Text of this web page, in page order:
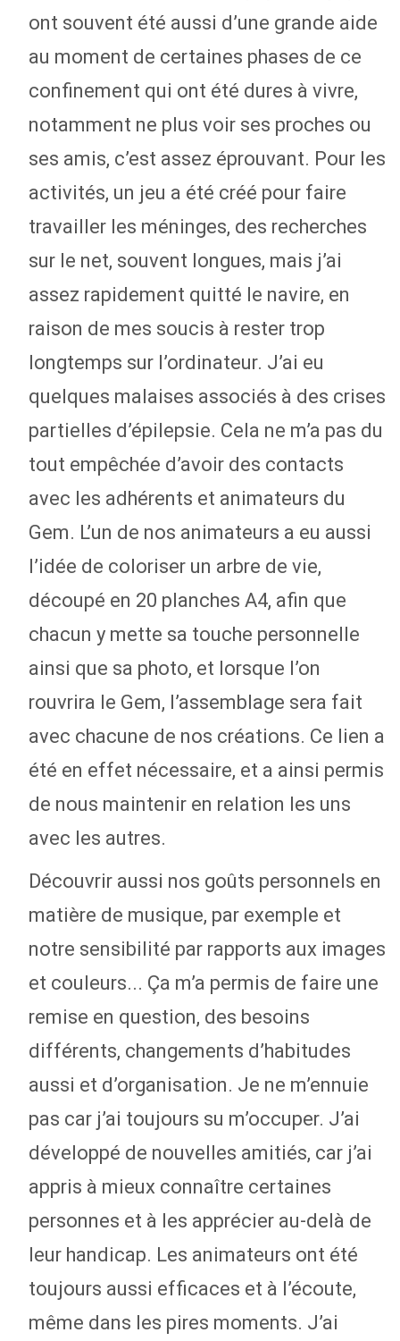
ont souvent été aussi d’une grande aide
au moment de certaines phases de ce
confinement qui ont été dures à vivre,
notamment ne plus voir ses proches ou
ses amis, c’est assez éprouvant. Pour les
activités, un jeu a été créé pour faire
travailler les méninges, des recherches
sur le net, souvent longues, mais j’ai
assez rapidement quitté le navire, en
raison de mes soucis à rester trop
longtemps sur l’ordinateur. J’ai eu
quelques malaises associés à des crises
partielles d’épilepsie. Cela ne m’a pas du
tout empêchée d’avoir des contacts
avec les adhérents et animateurs du
Gem. L’un de nos animateurs a eu aussi
l’idée de coloriser un arbre de vie,
découpé en 20 planches A4, afin que
chacun y mette sa touche personnelle
ainsi que sa photo, et lorsque l’on
rouvrira le Gem, l’assemblage sera fait
avec chacune de nos créations. Ce lien a
été en effet nécessaire, et a ainsi permis
de nous maintenir en relation les uns
avec les autres.
Découvrir aussi nos goûts personnels en
matière de musique, par exemple et
notre sensibilité par rapports aux images
et couleurs... Ça m’a permis de faire une
remise en question, des besoins
différents, changements d’habitudes
aussi et d’organisation. Je ne m’ennuie
pas car j’ai toujours su m’occuper. J’ai
développé de nouvelles amitiés, car j’ai
appris à mieux connaître certaines
personnes et à les apprécier au-delà de
leur handicap. Les animateurs ont été
toujours aussi efficaces et à l’écoute,
même dans les pires moments. J’ai